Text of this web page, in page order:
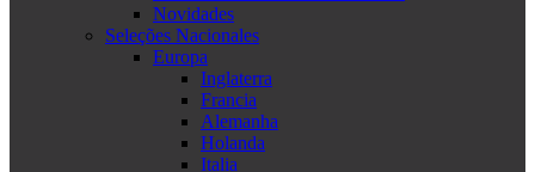
Novidades
Seleções Nacionales
Europa
Inglaterra
Francia
Alemanha
Holanda
Italia